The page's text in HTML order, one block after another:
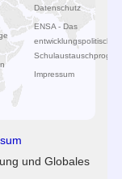
Datenschutz
ENSA - Das
entwicklungspolitische
Impressum
und Globales